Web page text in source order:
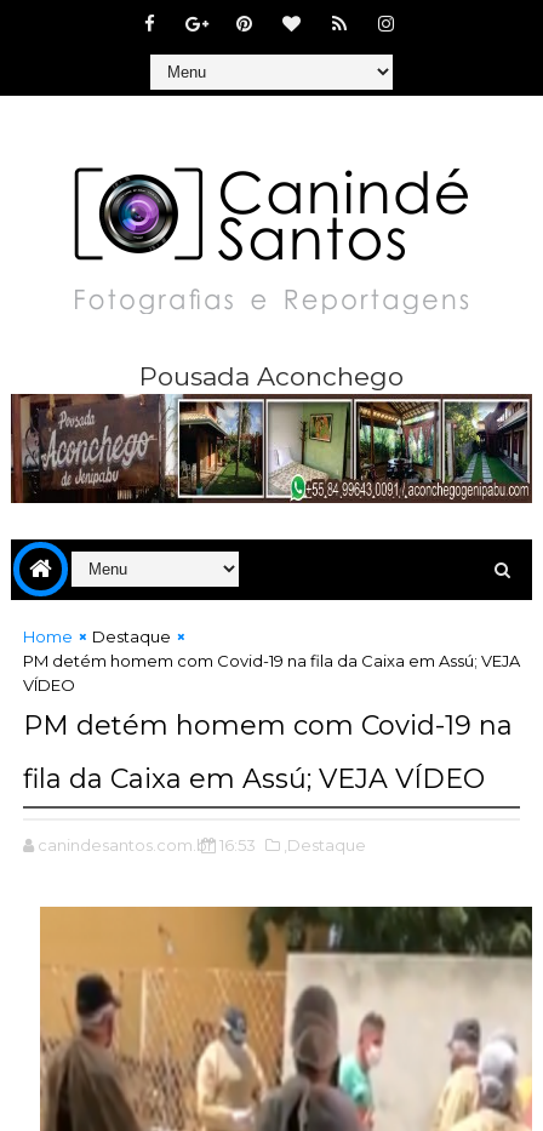
Pousada Aconchego
Home
Destaque
PM detém homem com Covid-19 na fila da Caixa em Assú; VEJA
VÍDEO
PM detém homem com Covid-19 na
fila da Caixa em Assú; VEJA VÍDEO
canindesantos.com.br 16:53 ,Destaque